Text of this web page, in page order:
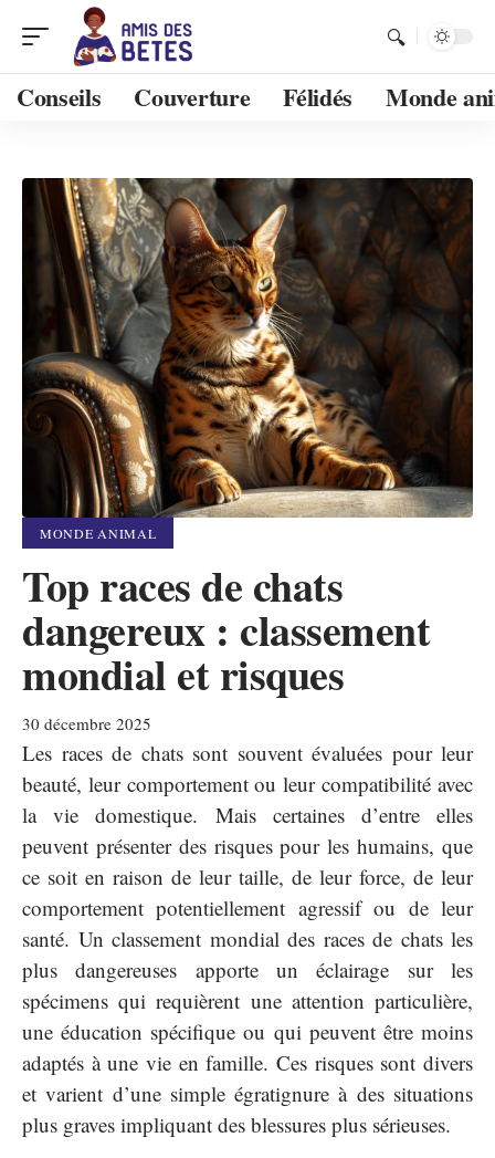
Conseils Couverture Félidés Monde
MONDE ANIMAL
Top races de chats
dangereux : classement
mondial et risques
30 décembre 2025
Les races de chats sont souvent évaluées pour leur
beauté, leur comportement ou leur compatibilité avec
la vie domestique. Mais certaines d’entre elles
peuvent présenter des risques pour les humains, que
ce soit en raison de leur taille, de leur force, de leur
comportement potentiellement agressif ou de leur
santé. Un classement mondial des races de chats les
plus dangereuses apporte un éclairage sur les
spécimens qui requièrent une attention particulière,
une éducation spécifique ou qui peuvent être moins
adaptés à une vie en famille. Ces risques sont divers
et varient d’une simple égratignure à des situations
plus graves impliquant des blessures plus sérieuses.